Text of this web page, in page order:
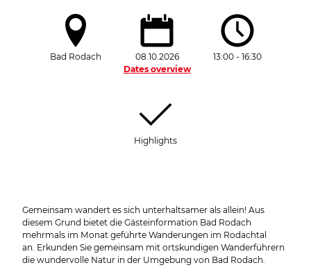
Bad Rodach
08.10.2026
Dates overview
13:00 - 16:30
Highlights
Gemeinsam wandert es sich unterhaltsamer als allein! Aus
diesem Grund bietet die Gästeinformation Bad Rodach
mehrmals im Monat geführte Wanderungen im Rodachtal
an. Erkunden Sie gemeinsam mit ortskundigen Wanderführern
die wundervolle Natur in der Umgebung von Bad Rodach.